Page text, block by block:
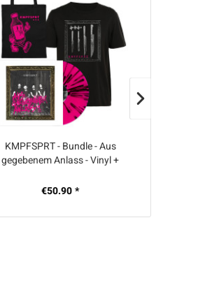
KMPFSPRT - Bundle - Aus
gegebenem Anlass - Vinyl +
€50.90 *